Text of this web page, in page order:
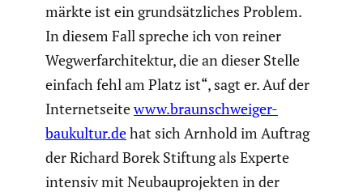
märkte ist ein grund­sätz­li­ches Problem.
In diesem Fall spreche ich von reiner
Wegwer­far­chi­tektur, die an dieser Stelle
einfach fehl am Platz ist“, sagt er. Auf der
Inter­net­seitewww.braunschweiger-
baukultur.dehat sich Arnhold im Auftrag
der Richard Borek Stiftung als Experte
intensiv mit Neubau­pro­jekten in der